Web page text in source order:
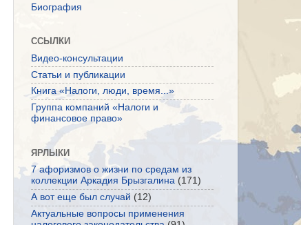
Биография
ССЫЛКИ
Видео-консультации
Статьи и публикации
Книга «Налоги, люди, время...»
Группа компаний «Налоги и
финансовое право»
ЯРЛЫКИ
7 афоризмов о жизни по средам из
коллекции Аркадия Брызгалина (171)
А вот еще был случай (12)
Актуальные вопросы применения